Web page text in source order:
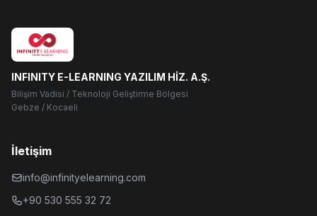
INFINITY E-LEARNING YAZILIM HİZ. A.Ş.
Bilişim Vadisi / Teknoloji Geliştirme Bölgesi
Gebze / Kocaeli
İletişim
info@infinityelearning.com
+90 530 555 32 72